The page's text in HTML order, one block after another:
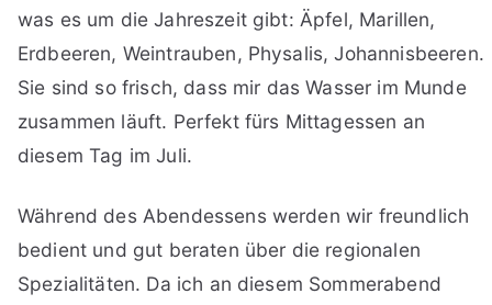
was es um die Jahreszeit gibt: Äpfel, Marillen,
Erdbeeren, Weintrauben, Physalis, Johannisbeeren.
Sie sind so frisch, dass mir das Wasser im Munde
zusammen läuft. Perfekt fürs Mittagessen an
diesem Tag im Juli.
Während des Abendessens werden wir freundlich
bedient und gut beraten über die regionalen
Spezialitäten. Da ich an diesem Sommerabend